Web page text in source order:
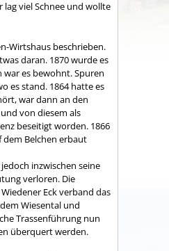
lag viel Schnee und wollte
Wirtshaus beschrieben.
daran. 1870 wurde es
war es bewohnt. Spuren
es stand. 1864 hatte es
war dann an den
von diesem als
beseitigt worden. 1866
dem Belchen erbaut
inzwischen seine
verloren. Die
Eck verband das
Wiesental und
Trassenführung nun
überquert werden.